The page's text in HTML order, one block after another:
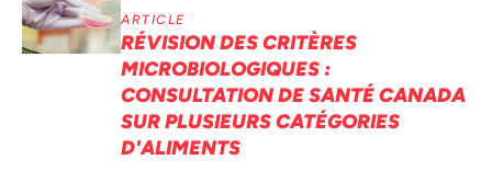
ARTICLE
RÉVISION DES CRITÈRES
MICROBIOLOGIQUES :
CONSULTATION DE SANTÉ CANADA
SUR PLUSIEURS CATÉGORIES
D'ALIMENTS